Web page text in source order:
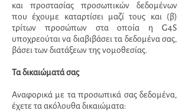
και προστασίας προσωπικών δεδομένων
που έχουμε καταρτίσει μαζί τους και (β)
τρίτων προσώπων στα οποία η G4S
υποχρεούται να διαβιβάσει τα δεδομένα σας,
βάσει των διατάξεων της νομοθεσίας.
Τα δικαιώματά σας
Αναφορικά με τα προσωπικά σας δεδομένα,
έχετε τα ακόλουθα δικαιώματα: